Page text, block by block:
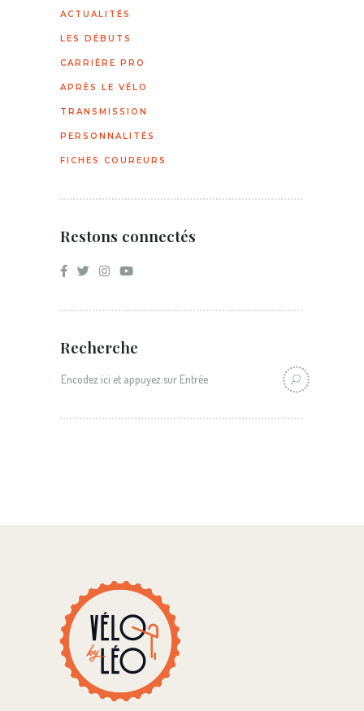
ACTUALITÉS
LES DÉBUTS
CARRIÈRE PRO
APRÈS LE VÉLO
TRANSMISSION
PERSONNALITÉS
FICHES COUREURS
Restons connectés
Recherche